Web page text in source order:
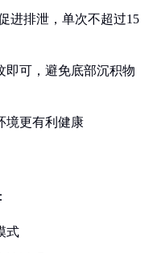
进排泄，单次不超过15
即可，避免底部沉积物
境更有利健康
式